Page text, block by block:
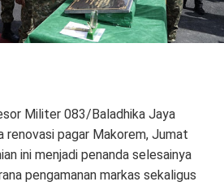
Militer 083/Baladhika Jaya
renovasi pagar Makorem, Jumat
ini menjadi penanda selesainya
pengamanan markas sekaligus